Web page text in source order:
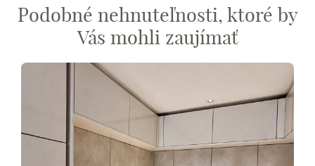
Podobné nehnuteľnosti, ktoré by
Vás mohli zaujímať